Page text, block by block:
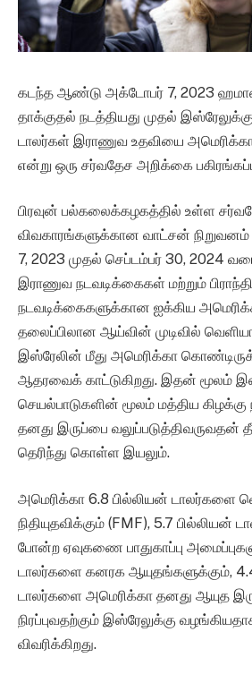
கடந்த ஆண்டு அக்டோபர் 7, 2023
தாக்குதல் நடத்தியது முதல்
டாலர்கள் இராணுவ உதவியை
என்று ஒரு சர்வதேச அறிக்கை
பிரவுன் பல்கலைக்கழகத்தில் உள்ள
விவகாரங்களுக்கான வாட்சன்
7, 2023 முதல் செப்டம்பர் 30, 2024
இராணுவ நடவடிக்கைகள் மற்றும்
நடவடிக்கைகளுக்கான ஐக்கிய
தலைப்பிலான ஆய்வின் முடிவில்
இஸ்ரேலின் மீது அமெரிக்கா
ஆதரவைக் காட்டுகிறது. இதன் மூலம்
செயல்பாடுகளின் மூலம் மத்திய கிழக்கு
தனது இருப்பை
தெரிந்து கொள்ள இயலும்.
அமெரிக்கா 6.8 பில்லியன் டாலர்களை
நிதியுதவிக்கும் (FMF), 5.7
போன்ற ஏவுகணை பாதுகாப்பு
டாலர்களை கனரக ஆயுதங்களுக்கும்,
டாலர்களை அமெரிக்கா தனது ஆயுத
நிரப்புவதற்கும் இஸ்ரேலுக்கு
விவரிக்கிறது.